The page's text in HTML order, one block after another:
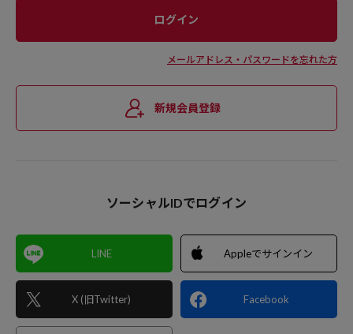
メールアドレス・パスワードを忘れた方
新規会員登録
ソーシャルIDでログイン
LINE
X (旧Twitter)
Appleでサインイン
Facebook